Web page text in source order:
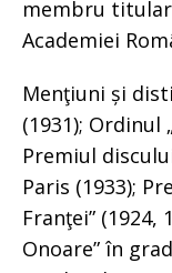
membru
Academiei
Menţiuni și
(1931); Ordinul
Premiul
Paris (1933);
Franţei” (1924,
Onoare” în